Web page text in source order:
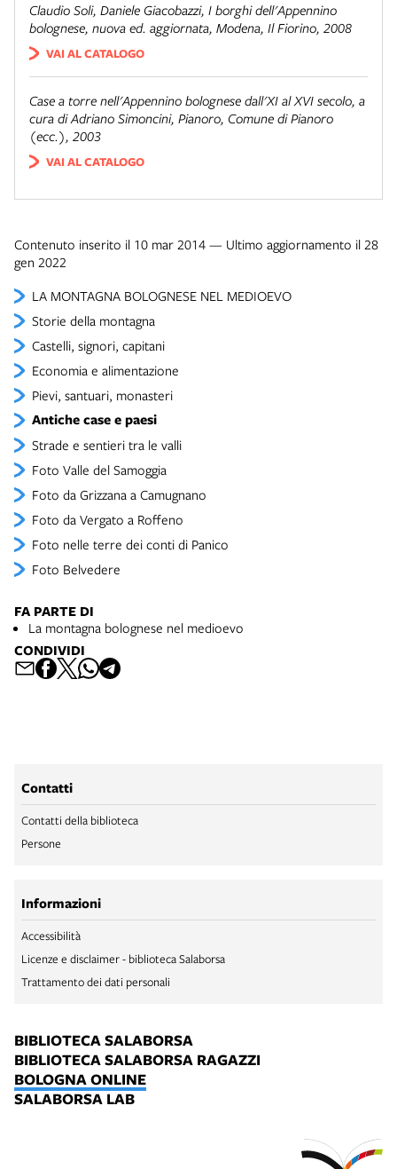
LA MONTAGNA BOLOGNESE NEL MEDIOEVO
Storie della montagna
Castelli, signori, capitani
Economia e alimentazione
Pievi, santuari, monasteri
Antiche case e paesi
Strade e sentieri tra le valli
Foto Valle del Samoggia
Foto da Grizzana a Camugnano
Foto da Vergato a Roffeno
Foto nelle terre dei conti di Panico
Foto Belvedere
Claudio Soli, Daniele Giacobazzi, I borghi dell'Appennino
bolognese, nuova ed. aggiornata, Modena, Il Fiorino, 2008
VAI AL CATALOGO
Case a torre nell'Appennino bolognese dall'XI al XVI secolo, a
cura di Adriano Simoncini, Pianoro, Comune di Pianoro
(ecc.), 2003
VAI AL CATALOGO
Contenuto inserito il 10 mar 2014 — Ultimo aggiornamento il 28
gen 2022
FA PARTE DI
La montagna bolognese nel medioevo
CONDIVIDI
Contatti
Contatti della biblioteca
Persone
Informazioni
Accessibilità
Licenze e disclaimer - biblioteca Salaborsa
Trattamento dei dati personali
BIBLIOTECA SALABORSA
BIBLIOTECA SALABORSA RAGAZZI
BOLOGNA ONLINE
SALABORSA LAB